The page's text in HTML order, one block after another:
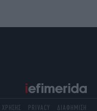
ΧΡΗΣΗΣ PRIVACY ΔΙΑΦΗΜΙΣΗ